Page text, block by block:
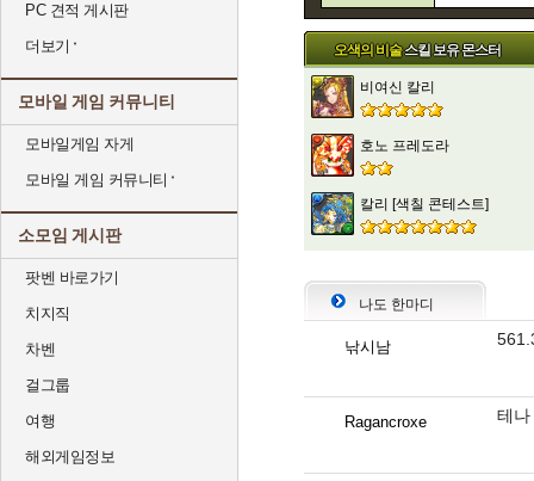
PC 견적 게시판
더보기
모바일 게임 커뮤니티
모바일게임 자게
모바일 게임 커뮤니티
소모임 게시판
팟벤 바로가기
치지직
차벤
걸그룹
여행
해외게임정보
오색의 비술스킬 보유 몬스터
비여신 칼리
호노 프레도라
칼리 [색칠 콘테스트]
나도 한마디
낚시남
Ragancroxe 테